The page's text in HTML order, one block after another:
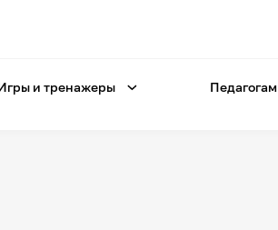
и тренажеры Педагогам